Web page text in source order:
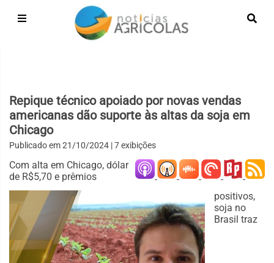
Repique técnico apoiado por novas vendas
americanas dão suporte às altas da soja em
Chicago
Publicado em21/10/2024 | 7 exibições
Com alta em Chicago, dólar
de R$5,70 e prêmios
positivos,
soja no
Brasil traz